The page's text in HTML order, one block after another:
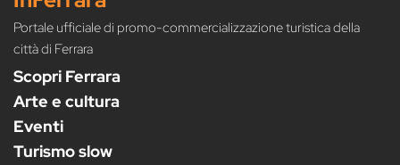
Portale ufficiale di promo-commercializzazione turistica della
città di Ferrara
Scopri Ferrara
Arte e cultura
Eventi
Turismo slow